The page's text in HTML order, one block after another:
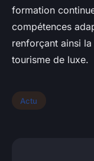
formation
compétences
renforçant ainsi
tourisme de luxe.
Actu